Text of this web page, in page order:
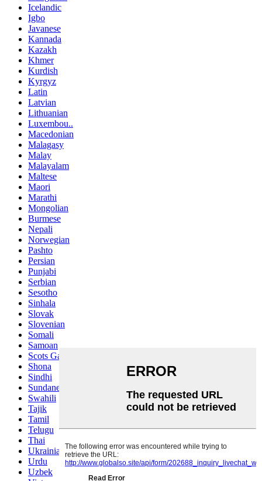
Icelandic
Igbo
Javanese
Kannada
Kazakh
Khmer
Kurdish
Kyrgyz
Latin
Latvian
Lithuanian
Luxembou..
Macedonian
Malagasy
Malay
Malayalam
Maltese
Maori
Marathi
Mongolian
Burmese
Nepali
Norwegian
Pashto
Persian
Punjabi
Serbian
Sesotho
Sinhala
Slovak
Slovenian
Somali
Samoan
Scots Gaelic
Shona
Sindhi
Sundanese
Swahili
Tajik
Tamil
Telugu
Thai
Ukrainian
Urdu
Uzbek